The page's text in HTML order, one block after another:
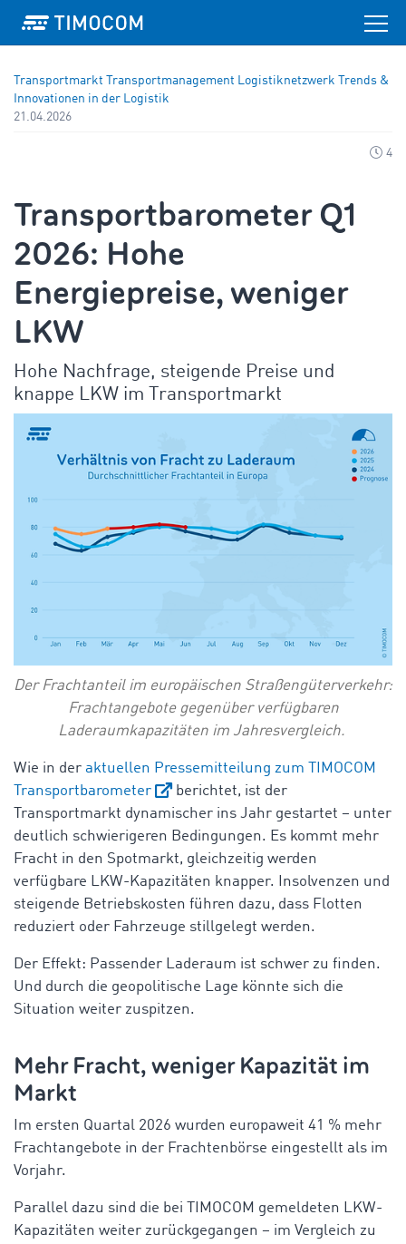
Transportmarkt Transportmanagement Logistiknetzwerk
Trends &
Innovationen in der Logistik
21.04.2026
4
Transportbarometer Q1
2026: Hohe
Energiepreise, weniger
LKW
Hohe Nachfrage, steigende Preise und
knappe LKW im Transportmarkt
Der Frachtanteil im europäischen Straßengüterverkehr:
Frachtangebote gegenüber verfügbaren
Laderaumkapazitäten im Jahresvergleich.
Wie in der aktuellen Pressemitteilung zum TIMOCOM
Transportbarometer
berichtet, ist der
Transportmarkt dynamischer ins Jahr gestartet – unter
deutlich schwierigeren Bedingungen. Es kommt mehr
Fracht in den Spotmarkt, gleichzeitig werden
verfügbare LKW-Kapazitäten knapper. Insolvenzen und
steigende Betriebskosten führen dazu, dass Flotten
reduziert oder Fahrzeuge stillgelegt werden.
Der Effekt: Passender Laderaum ist schwer zu finden.
Und durch die geopolitische Lage könnte sich die
Situation weiter zuspitzen.
Mehr Fracht, weniger Kapazität im
Markt
Im ersten Quartal 2026 wurden europaweit 41 % mehr
Frachtangebote in der Frachtenbörse eingestellt als im
Vorjahr.
Parallel dazu sind die bei TIMOCOM gemeldeten LKW-
Kapazitäten weiter zurückgegangen – im Vergleich zu